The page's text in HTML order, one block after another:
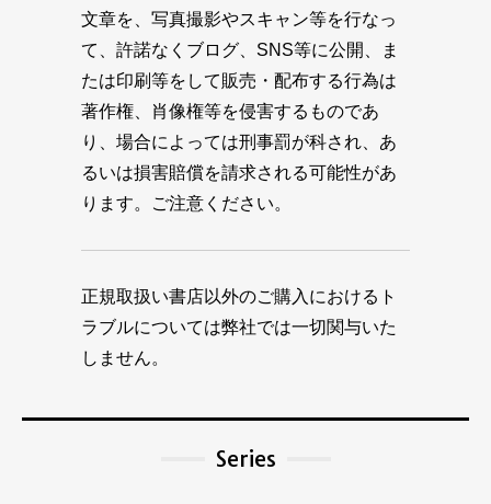
文章を、写真撮影やスキャン等を行なっ
て、許諾なくブログ、SNS等に公開、ま
たは印刷等をして販売・配布する行為は
著作権、肖像権等を侵害するものであ
り、場合によっては刑事罰が科され、あ
るいは損害賠償を請求される可能性があ
ります。ご注意ください。
正規取扱い書店以外のご購入におけるト
ラブルについては弊社では一切関与いた
しません。
Series